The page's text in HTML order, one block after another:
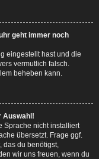
geht immer noch
eingestellt hast und die
vermutlich falsch.
beheben kann.
Auswahl!
Sprache nicht installiert
übersetzt. Frage ggf.
das du benötigst,
wir uns freuen, wenn du